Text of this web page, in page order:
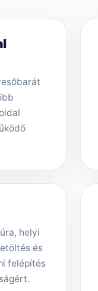
helyi
és
felépítés